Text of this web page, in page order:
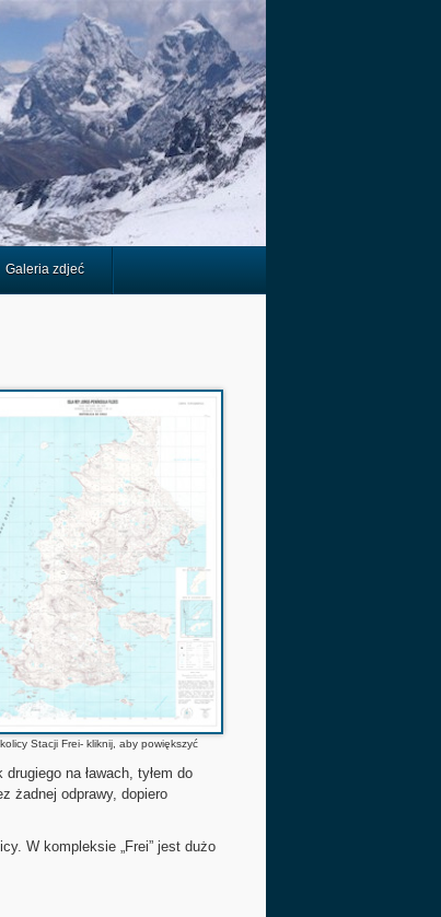
Galeria zdjeć
Stacji Frei- kliknij, aby powiększyć
na ławach, tyłem do
żadnej odprawy, dopiero
W kompleksie „Frei” jest dużo